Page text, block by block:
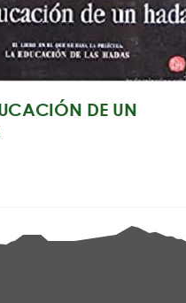
DE UN